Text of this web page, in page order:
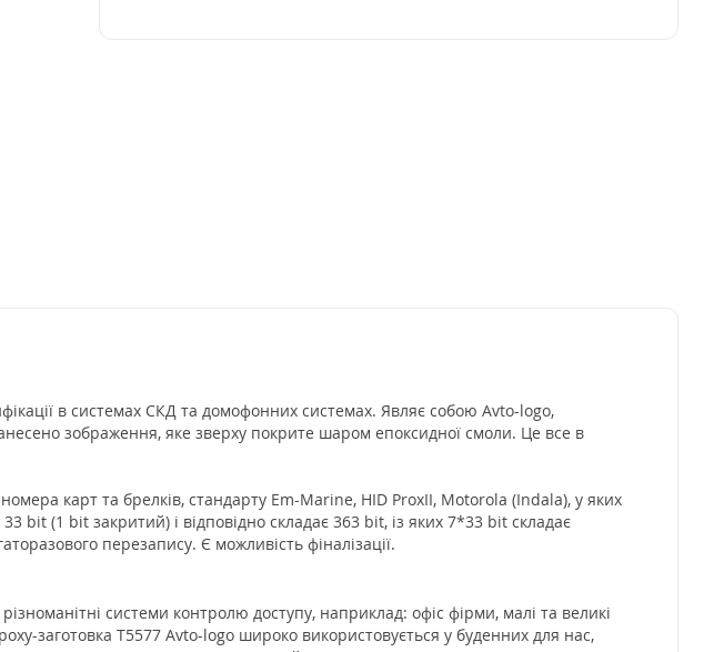
в системах СКД та домофонних системах. Являє собою Avto-logo,
зображення, яке зверху покрите шаром епоксидної смоли. Це все в
карт та брелків, стандарту Em-Marine, HID ProxII, Motorola (Indala), у яких
bit (1 bit закритий) і відповідно складає 363 bit, із яких 7*33 bit складає
перезапису. Є можливість фіналізації.
системи контролю доступу, наприклад: офіс фірми, малі та великі
заготовка Т5577 Avto-logo широко використовується у буденних для нас,